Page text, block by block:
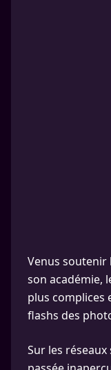
Venus
son académie,
plus complices
flashs des
Sur les réseaux